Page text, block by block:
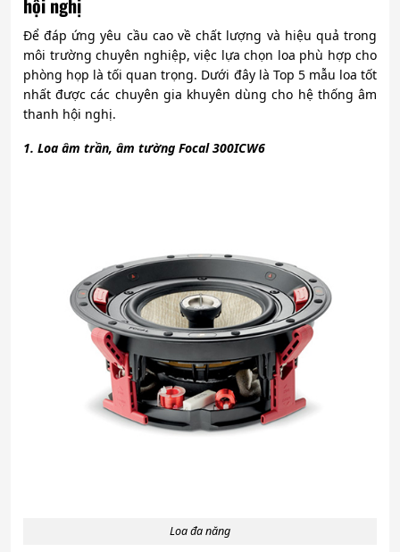
hội nghị
Để đáp ứng yêu cầu cao về chất lượng và hiệu quả trong
môi trường chuyên nghiệp, việc lựa chọn loa phù hợp cho
phòng họp là tối quan trọng. Dưới đây là Top 5 mẫu loa tốt
nhất được các chuyên gia khuyên dùng cho hệ thống âm
thanh hội nghị.
1. Loa âm trần, âm tường Focal 300ICW6
Loa đa năng